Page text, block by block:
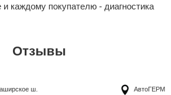
и каждому покупателю - диагностика
Отзывы
ш.